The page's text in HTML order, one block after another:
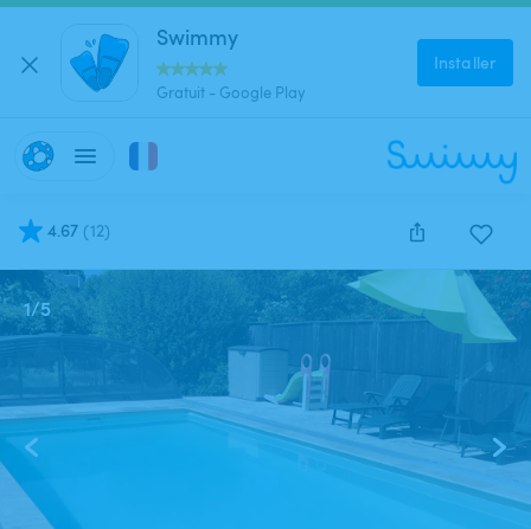
Swimmy
Gratuit - Google Play
Installer
4.67 (12)
1/5